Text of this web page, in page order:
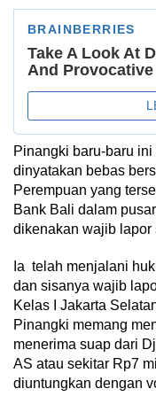
Pinangki baru-baru
dinyatakan bebas
Perempuan yang
Bank Bali dalam
dikenakan wajib lapor
Ia telah menjalani
dan sisanya wajib
Kelas I Jakarta
Pinangki memang
menerima suap dari
AS atau sekitar Rp7
diuntungkan dengan